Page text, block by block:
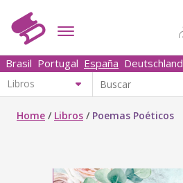
Brasil Portugal España Deutschland
Home / Libros / Poemas Poéticos